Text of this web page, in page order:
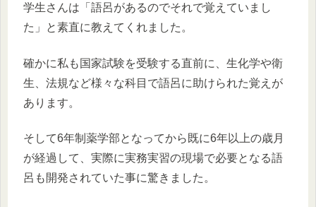
学生さんは「語呂があるのでそれで覚えていまし
た」と素直に教えてくれました。
確かに私も国家試験を受験する直前に、生化学や衛
生、法規など様々な科目で語呂に助けられた覚えが
あります。
そして6年制薬学部となってから既に6年以上の歳月
が経過して、実際に実務実習の現場で必要となる語
呂も開発されていた事に驚きました。